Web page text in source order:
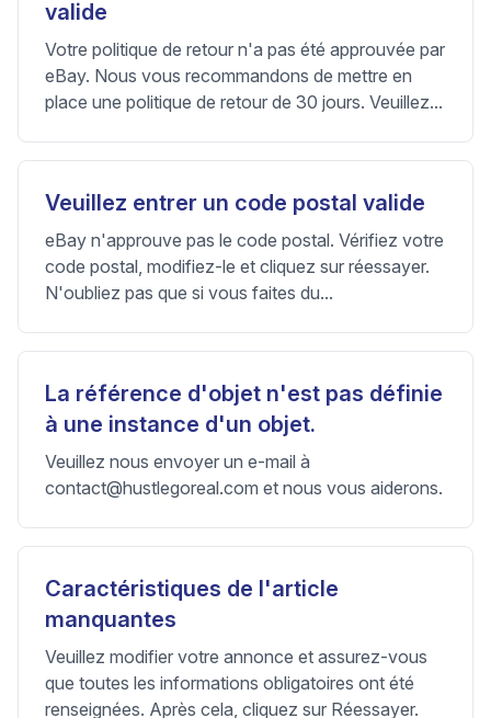
valide
Votre politique de retour n'a pas été approuvée par
eBay. Nous vous recommandons de mettre en
place une politique de retour de 30 jours. Veuillez...
Veuillez entrer un code postal valide
eBay n'approuve pas le code postal. Vérifiez votre
code postal, modifiez-le et cliquez sur réessayer.
N'oubliez pas que si vous faites du...
La référence d'objet n'est pas définie
à une instance d'un objet.
Veuillez nous envoyer un e-mail à
contact@hustlegoreal.com et nous vous aiderons.
Caractéristiques de l'article
manquantes
Veuillez modifier votre annonce et assurez-vous
que toutes les informations obligatoires ont été
renseignées. Après cela, cliquez sur Réessayer.